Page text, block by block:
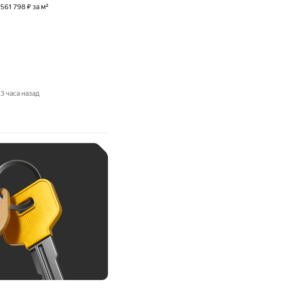
561 798 ₽ за м²
3 часа назад